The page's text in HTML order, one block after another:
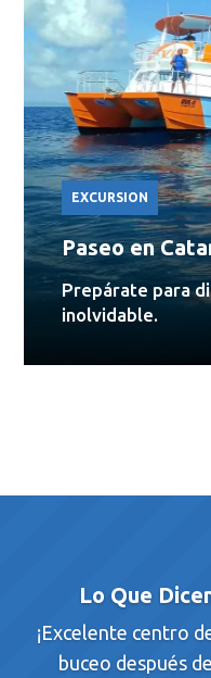
EXCURSION
Paseo en
Prepárate para
inolvidable.
Lo Que
¡Excelente centro
buceo después